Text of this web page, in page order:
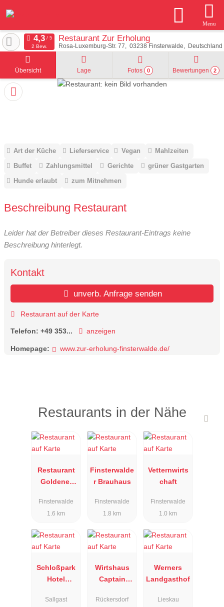
Menu
Restaurant Zur Erholung
Rosa-Luxemburg-Str. 77 03238 Finsterwalde Deutschland
2 Bew.
Übersicht Lage Fotos 0 Bewertungen 2
Art der Küche Lieferservice Vegan
Mahlzeiten
Buffet
Zahlungsmittel Gerichte
grüner Gastgarten
Hunde erlaubt
zum Mitnehmen
Beschreibung Restaurant
Leider hat der Betreiber dieses Restaurant-Eintrags keine
Beschreibung hinterlegt.
Kontakt
unverb. Anfrage senden
Restaurant auf der Karte
Telefon: +49 353... anzeigen
Homepage: www.zur-erholung-finsterwalde.de/
Restaurants in der Nähe
Restaurant
Goldener
Finsterwalde
1.6 km
Finsterwalde
r Brauhaus
Finsterwalde
1.8 km
Vetternwirts
chaft
Finsterwalde
1.0 km
Schloßpark
Hotel
Sallgast
Wirtshaus
Captain
Rückersdorf
Werners
Landgasthof
Lieskau